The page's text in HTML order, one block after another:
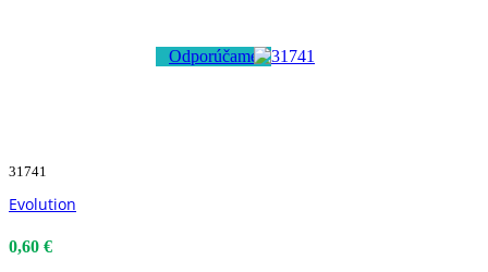
Odporúčame
31741
Evolution
0,60 €